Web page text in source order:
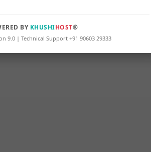
BY KHUSHIHOST®
9.0 | Technical Support +91 90603 29333